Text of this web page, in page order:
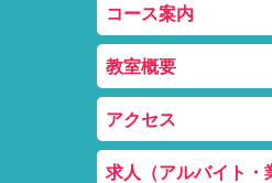
コース案内
教室概要
アクセス
求人（アルバイト・